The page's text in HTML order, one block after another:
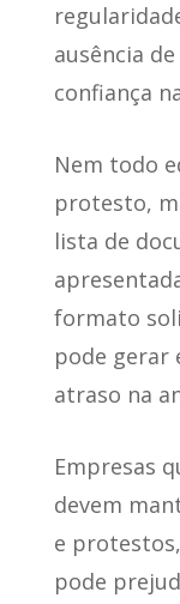
ausência
confiança
Nem todo
protesto,
lista de
formato
pode gerar
atraso na
Empresas
devem
e
pode